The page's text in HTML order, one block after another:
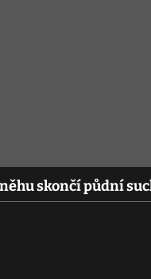
skončí půdní